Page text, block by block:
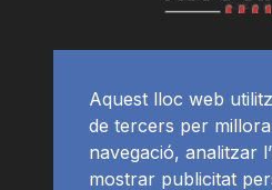
Aquest lloc web
de tercers per
navegació, analitzar
mostrar publicitat